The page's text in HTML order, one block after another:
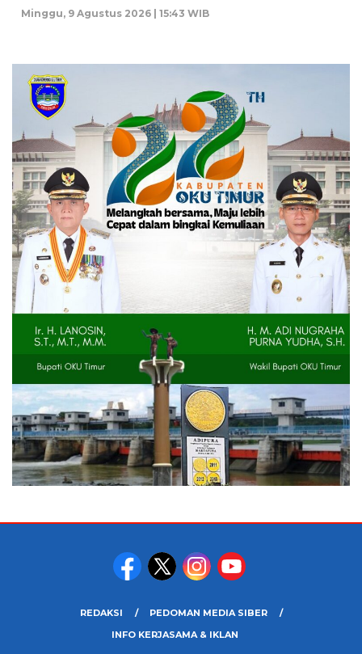
Minggu, 9 Agustus 2026 | 15:43 WIB
REDAKSI
PEDOMAN MEDIA SIBER
INFO KERJASAMA & IKLAN